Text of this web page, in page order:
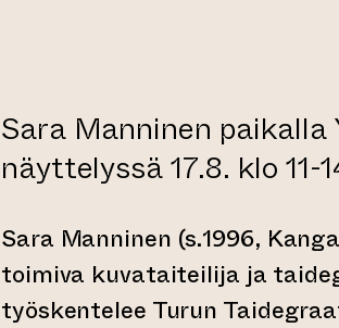
Sara Manninen paikalla
näyttelyssä 17.8. klo 11-
Sara Manninen (s.1996,
toimiva kuvataiteilija ja
työskentelee Turun